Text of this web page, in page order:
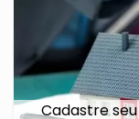
Cadastre